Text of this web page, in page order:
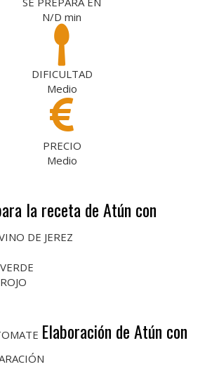
N/D min
DIFICULTAD
Medio
PRECIO
Medio
la receta de Atún con
DE JEREZ
Elaboración de Atún con